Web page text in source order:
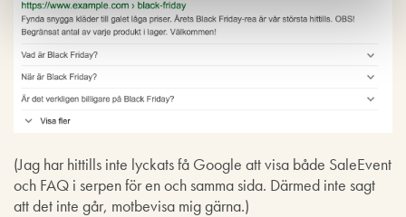
(Jag har hittills inte lyckats få Google att visa både SaleEvent
och FAQ i serpen för en och samma sida. Därmed inte sagt
att det inte går, motbevisa mig gärna.)